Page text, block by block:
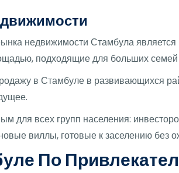
недвижимости Стамбула
подходящие для больших
в Стамбуле в развивающихся
для всех групп населения:
виллы, готовые к заселению без
По